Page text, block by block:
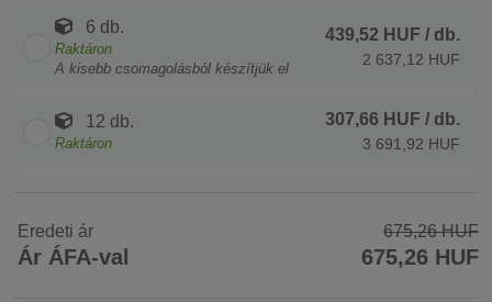
6 db.
Raktáron
A kisebb csomagolásból készítjük el
439,52 HUF / db.
2 637,12 HUF
12 db.
Raktáron
307,66 HUF / db.
3 691,92 HUF
Eredeti ár 675,26 HUF
Ár ÁFA-val 675,26 HUF